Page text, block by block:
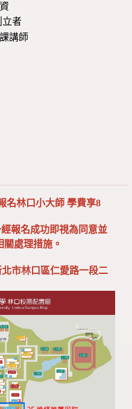
立者
講師
名林口小大師 學費享8
報名成功即視為同意並
處理措施。
市林口區仁愛路一段二